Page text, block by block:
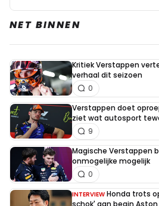
INLOGGEN
NET BINNEN
Kritiek Verstappen
verhaal dit seizoen
0
Verstappen doet
ziet wat autosport
9
Magische Verstappen
onmogelijke mogelijk
0
INTERVIEW Honda trots
schok' aan begin